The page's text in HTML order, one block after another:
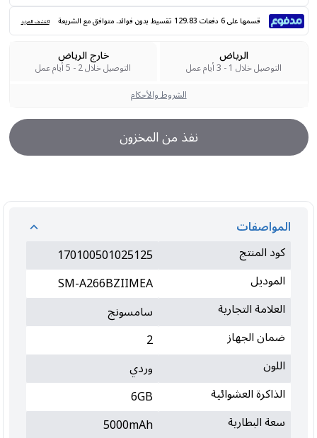
قسمها على 6 دفعات 129.83 تقسيط بدون فوائد. متوافق مع الشريعة اكتشف المزيد
الرياض
التوصيل خلال 1 - 3 أيام عمل
خارج الرياض
التوصيل خلال 2 - 5 أيام عمل
الشروط والأحكام
نفذ من المخزون
المواصفات
كود المنتج
170100501025125
الموديل
SM-A266BZIIMEA
العلامة التجارية
سامسونج
ضمان الجهاز
2
اللون
وردي
الذاكرة العشوائية
6GB
سعة البطارية
5000mAh